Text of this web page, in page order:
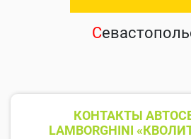
С
КОНТАКТЫ
LAMBORGHINI